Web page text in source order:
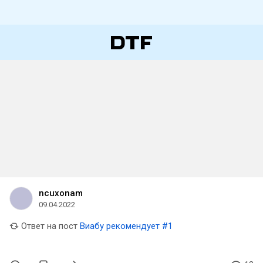
ncuxonam
09.04.2022
Ответ на пост Виабу рекомендует #1